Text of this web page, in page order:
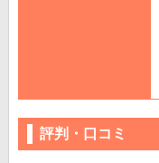
評判・口コミ